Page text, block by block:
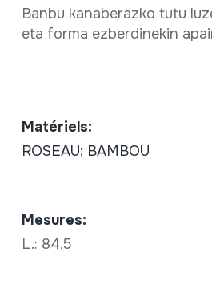
Banbu kanaberazko tutu
eta forma ezberdinekin
Matériels:
ROSEAU; BAMBOU
Mesures:
L.: 84,5